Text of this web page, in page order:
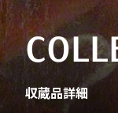
収蔵品詳細